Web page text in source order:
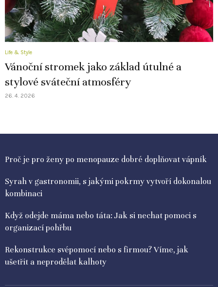
Life & Style
Vánoční stromek jako základ útulné a
stylové sváteční atmosféry
26. 4. 2026
Proč je pro ženy po menopauze dobré doplňovat vápník
Syrah v gastronomii, s jakými pokrmy vytvoří dokonalou
kombinaci
Když odejde máma nebo táta: Jak si nechat pomoci s
organizací pohřbu
Rekonstrukce svépomocí nebo s firmou? Víme, jak
ušetřit a neprodělat kalhoty